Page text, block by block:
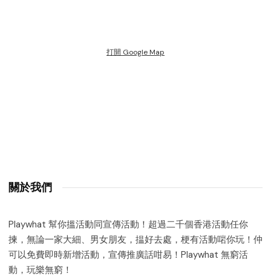
打開 Google Map
關於我們
Playwhat 幫你搵活動同宣傳活動！超過二千個香港活動任你
揀，無論一家大細、男女朋友，揾好去處，梗有活動啱你玩！仲
可以免費即時新增活動，宣傳推廣話咁易！Playwhat 無窮活
動，玩樂無窮！